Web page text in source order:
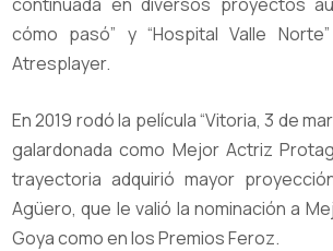
cómo pasó” y “Hospital Valle
Atresplayer.
En 2019 rodó la película “Vitoria, 3 de
galardonada como Mejor Actriz
trayectoria adquirió mayor
Agüero, que le valió la nominación a
Goya como en los Premios Feroz.